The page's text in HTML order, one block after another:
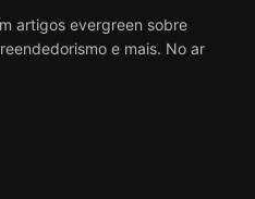
artigos evergreen sobre
e mais. No ar